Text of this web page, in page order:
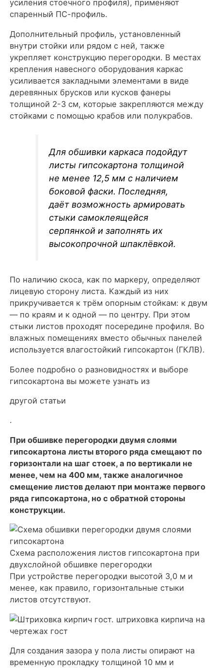
усиления стоечного профиля), применяют
спаренный ПС-профиль.
Дополнительный профиль, установленный
внутри стойки или рядом с ней, также
укрепляет конструкцию перегородки. В местах
крепления навесного оборудования каркас
усиливается закладными элементами в виде
деревянных брусков или кусков фанеры
толщиной 2-3 см, которые закрепляются между
стойками с помощью крабов или полукрабов.
Для обшивки каркаса подойдут
листы гипсокартона толщиной
не менее 12,5 мм с наличием
боковой фаски. Последняя,
даёт возможность армировать
стыки самоклеящейся
серпянкой и заполнять их
высокопрочной шпаклёвкой.
По наличию скоса, как по маркеру, определяют
лицевую сторону листа. Каждый из них
прикручивается к трём опорным стойкам: к двум
— по краям и к одной — по центру. При этом
стыки листов проходят посередине профиля. Во
влажных помещениях вместо обычных панелей
используется влагостойкий гипсокартон (ГКЛВ).
Более подробно о разновидностях и выборе
гипсокартона вы можете узнать из
другой статьи
.
При обшивке перегородки двумя слоями
гипсокартона листы второго ряда смещают по
горизонтали на шаг стоек, а по вертикали не
менее, чем на 400 мм, также аналогичное
смещение листов делают при монтаже первого
ряда гипсокартона, но с обратной стороны
конструкции.
Схема расположения листов гипсокартона при
двухслойной обшивке перегородки
При устройстве перегородки высотой 3,0 м и
менее, как правило, горизонтальные стыки
листов отсутствуют.
Для создания зазора у пола листы опирают на
временную прокладку толщиной 10 мм и